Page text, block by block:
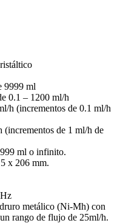
9999 ml
0.1 – 1200 ml/h
h (incrementos de 0.1 ml/h
de 1 ml/h de
ml o infinito.
x 206 mm.
metálico (Ni-Mh) con
rango de flujo de 25ml/h.